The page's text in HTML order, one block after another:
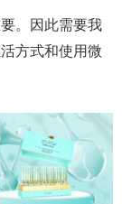
。因此需要我
方式和使用微